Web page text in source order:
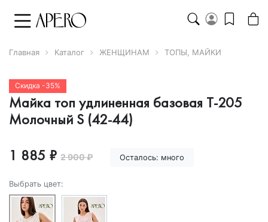
Главная Каталог ЖЕНЩИНАМ ТОПЫ, МАЙКИ
Скидка -35%
Майка топ удлиненная базовая Т-205
Молочный S (42-44)
1 885 ₽ 2 900 ₽ Осталось: много
Выбрать цвет: